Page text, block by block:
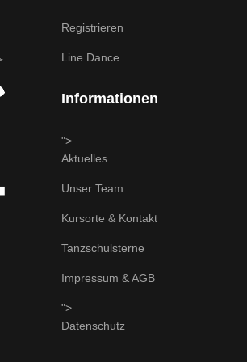
Registrieren
Line Dance
Informationen
">
Aktuelles
Unser Team
Kursorte & Kontakt
Tanzschulsterne
Impressum & AGB
">
Datenschutz